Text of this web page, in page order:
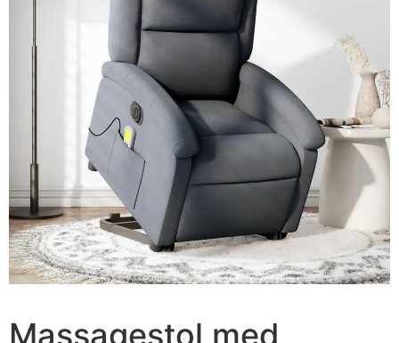
Massagestol med